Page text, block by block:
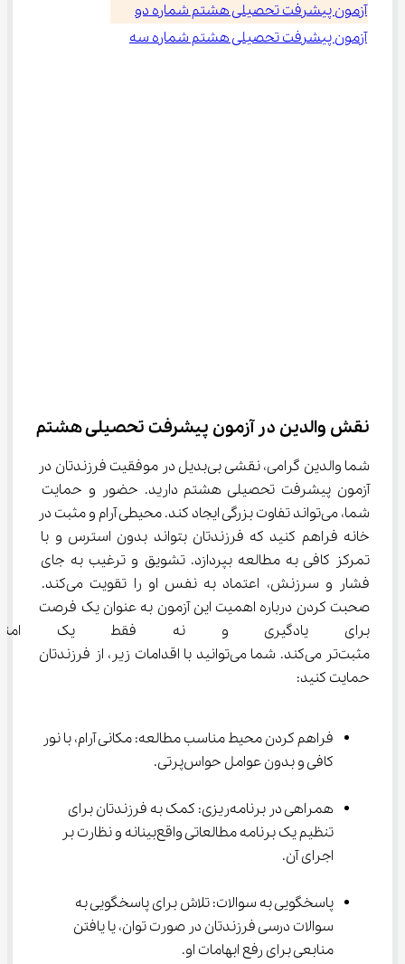
آزمون پیشرفت تحصیلی هشتم شماره دو
آزمون پیشرفت تحصیلی هشتم شماره سه
نقش والدین در آزمون پیشرفت تحصیلی هشتم
شما والدین گرامی، نقشی بی‌بدیل در موفقیت فرزندتان در
آزمون پیشرفت تحصیلی هشتم دارید. حضور و حمایت
شما، می‌تواند تفاوت بزرگی ایجاد کند. محیطی آرام و مثبت در
خانه فراهم کنید که فرزندتان بتواند بدون استرس و با
تمرکز کافی به مطالعه بپردازد. تشویق و ترغیب به جای
فشار و سرزنش، اعتماد به نفس او را تقویت می‌کند.
صحبت کردن درباره اهمیت این آزمون به عنوان یک فرصت
برای یادگیری و نه فقط یک
مثبت‌تر می‌کند. شما می‌توانید با اقدامات زیر، از فرزندتان
حمایت کنید:
فراهم کردن محیط مناسب مطالعه: مکانی آرام، با نور
کافی و بدون عوامل حواس‌پرتی.
همراهی در برنامه‌ریزی: کمک به فرزندتان برای
تنظیم یک برنامه مطالعاتی واقع‌بینانه و نظارت بر
اجرای آن.
پاسخگویی به سوالات: تلاش برای پاسخگویی به
سوالات درسی فرزندتان در صورت توان، یا یافتن
منابعی برای رفع ابهامات او.